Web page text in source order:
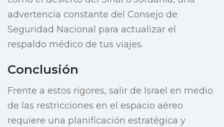
advertencia constante del Consejo de
Seguridad Nacional para actualizar el
respaldo médico de tus viajes.
Conclusión
Frente a estos rigores, salir de Israel en medio
de las restricciones en el espacio aéreo
requiere una planificación estratégica y